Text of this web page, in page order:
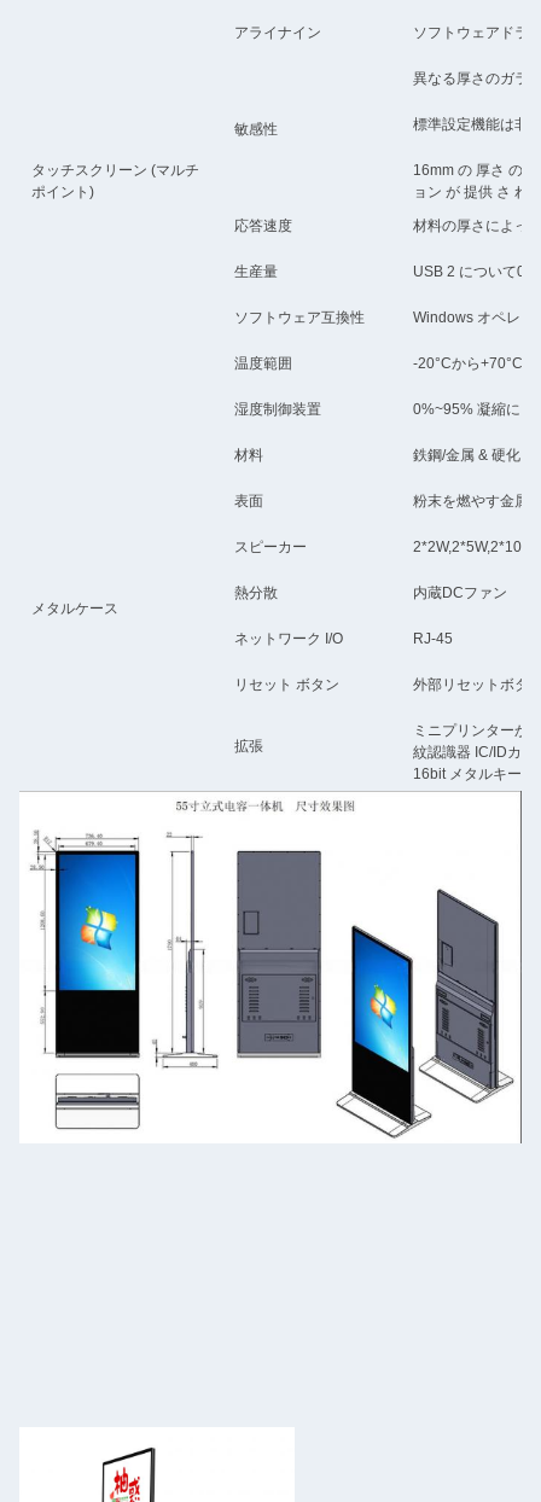
タッチスクリーン (マルチ
ポイント)
アライナイン ソフトウェアドラ
敏感性
異なる厚さのガラ
標準設定機能は非
16mm の 厚さ の
ョン が 提供 さ れ
応答速度
材料の厚さによっ
生産量 USB 2 について
ソフトウェア互換性 Windows オペレー
温度範囲 -20°Cから+70°C
湿度制御装置 0%~95% 凝縮によ
メタルケース
材料 鉄鋼/金属 & 硬化ガ
表面 粉末を燃やす金属
スピーカー 2*2W,2*5W,2*10W
熱分散 内蔵DCファン
ネットワーク I/O RJ-45
リセット ボタン 外部リセットボタ
拡張
ミニプリンターか
紋認識器 IC/IDカ
16bit メタルキー